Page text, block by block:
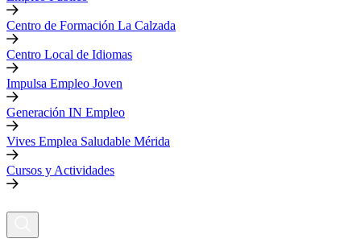
Centro de Formación La Calzada
Centro Local de Idiomas
Impulsa Empleo Joven
Generación IN Empleo
Vives Emplea Saludable Mérida
Cursos y Actividades